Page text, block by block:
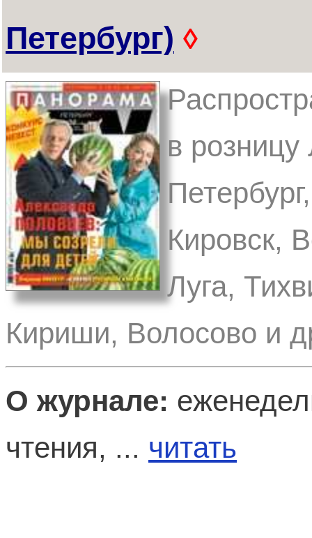
Петербург) ◊
в розницу
Кировск,
Луга,
Кириши, Волосово и
О журнале:
чтения, ... читать